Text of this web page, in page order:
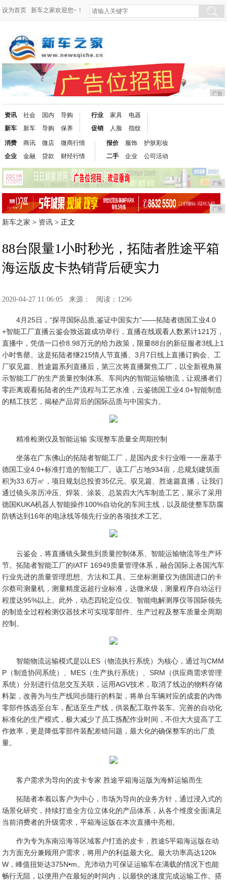
设为首页 新车之家欢迎您~！
广告
资讯
新车
社会
新车
国内
导购
导购
保养
行业
促销
家具
人脸
电器
指纹
消费
企业
商讯
金融
微店
贷款
微商行情
财经行情
报价
二手
服饰
企业
护肤彩妆
公司活动
广告
广告
新车之家 > 资讯 > 正文
88台限量1小时秒光，拓陆者胜途平箱
海运版皮卡热销背后硬实力
2020-04-27 11:06:05 来源： 阅读：1296
4月25日，“探寻国际品质,鉴证中国实力”——拓陆者德国工业4.0
+智能工厂直播云鉴会致远篇成功举行，直播在线观看人数累计121万，
直播中，凭借一口价8.98万元的给力政策，限量88台的新征服者3线上1
小时售罄。这是拓陆者继215情人节直播、3月7日线上直播订购会、工
厂驭见篇、胜途篇系列直播后，第三次将直播聚焦工厂，以全新视角展
示智能工厂的生产质量控制体系、车间内的智能运输物流，让观播者们
零距离观看拓陆者的生产流程与工艺水准，云鉴德国工业4.0+智能制造
的精工技艺，揭秘产品背后的国际品质与中国实力。
精准检测仪及智能运输 实现整车质量全周期控制
坐落在广东佛山的拓陆者智能工厂，是国内皮卡行业唯一一座基于
德国工业4.0+标准打造的智能工厂。该工厂占地934亩，总规划建筑面
积为33.6万㎡，项目规划总投资35亿元。驭见篇、胜途篇直播，让我们
通过镜头亲历冲压、焊装、涂装、总装四大汽车制造工艺，展示了采用
德国KUKA机器人智能操作100%自动化的车间主线，以及能使整车防腐
防锈达到16年的电泳线等领先行业的各项技术工艺。
云鉴会，将直播镜头聚焦到质量控制体系、智能运输物流等生产环
节。拓陆者智能工厂的IATF 16949质量管理体系，融合国际上各国汽车
行业先进的质量管理思想、方法和工具。三坐标测量仪为德国进口的卡
尔蔡司测量机，测量精度远超行业标准，达微米级，测量程序自动运行
程度达95%以上。此外，动态四轮定位仪、智能电解测厚仪等国际领先
的制造全过程检测仪器技术可实现零部件、生产过程及整车质量全周期
控制。
智能物流运输模式是以LES（物流执行系统）为核心，通过与CMM
P（制造协同系统）、MES（生产执行系统）、SRM（供应商需求管理
系统）分别进行信息交互关联，运用AGV技术，取消了线边的物料存储
料架，改善为与生产线同步随行的料架，将单台车辆对应的成套的内饰
零部件拣选至台车，配送至生产线，供装配工取件装车。完善的自动化
标准化的生产模式，极大减少了员工拣配作业时间，不但大大提高了工
作效率，更是降低零部件装配差错问题，最大化的确保整车的出厂质
量。
客户需求为导向的皮卡专家 胜途平箱海运版为海鲜运输而生
拓陆者本着以客户为中心，市场为导向的业务方针，通过浸入式的
场景化研究，持续打造全方位立体化的产品体系，从各个维度全面满足
当前消费者的升级需求，平箱海运版在本次直播中亮相。
作为专为东南沿海等区域客户打造的皮卡，胜途5平箱海运版在动
力方面充分兼顾用户需求，将用户的利益最大化。最大功率高达120k
W，峰值扭矩达375N•m。充沛动力可保证运输车在满载的情况下也能
畅行无阻，以便用户在最短的时间内，以最快的速度完成运输工作。搭